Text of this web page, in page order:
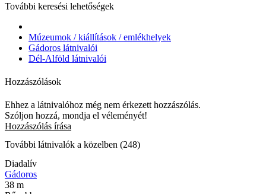
További keresési lehetőségek
Múzeumok / kiállítások / emlékhelyek
Gádoros látnivalói
Dél-Alföld látnivalói
Hozzászólások
Ehhez a látnivalóhoz még nem érkezett hozzászólás.
Szóljon hozzá, mondja el véleményét!
Hozzászólás írása
További látnivalók a közelben (248)
Diadalív
Gádoros
38 m